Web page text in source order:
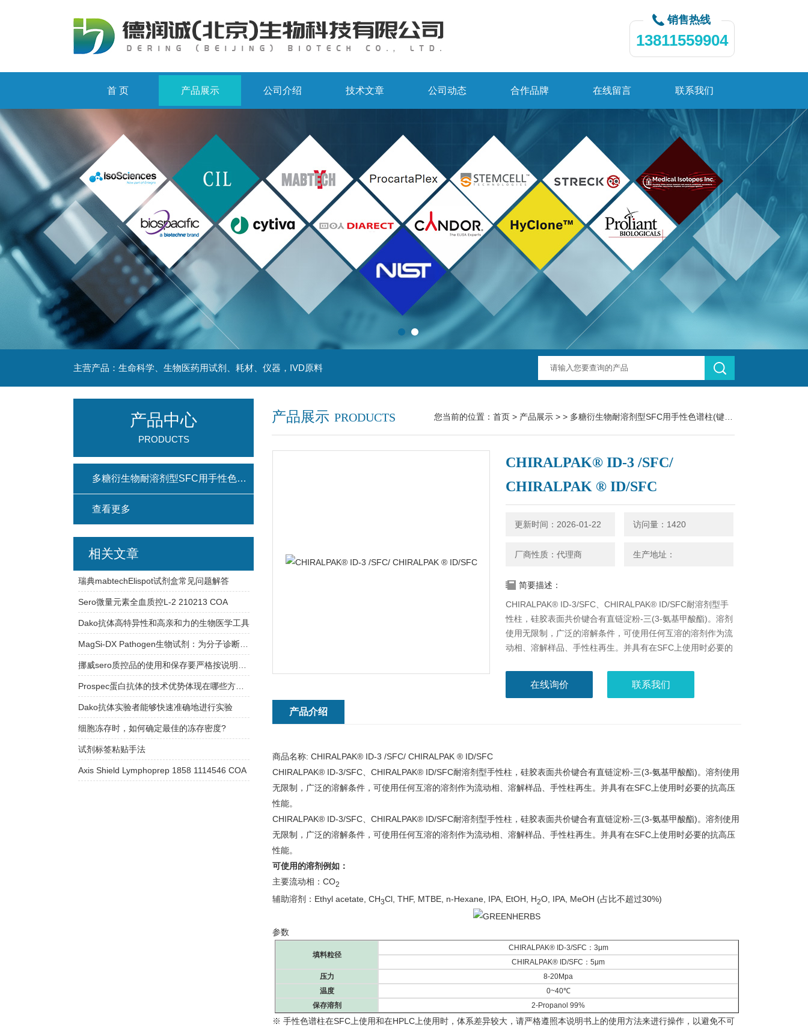
销售热线
13811559904
首 页 产品展示 公司介绍 技术文章 公司动态 合作品牌 在线留言 联系我们
主营产品：生命科学、生物医药用试剂、耗材、仪器，IVD原料
产品展示 PRODUCTS 您当前的位置： 首页 > 产品展示 > > 多糖衍生物耐溶剂型SFC用手性色谱柱(键合型手性色谱柱)
CHIRALPAK® ID-3 /SFC/
CHIRALPAK ® ID/SFC
更新时间：2026-01-22 访问量：1420
厂商性质：代理商 生产地址：
简要描述：
CHIRALPAK® ID-3/SFC、CHIRALPAK® ID/SFC耐溶剂型手
性柱，硅胶表面共价键合有直链淀粉-三(3-氨基甲酸酯)。溶剂
使用无限制，广泛的溶解条件，可使用任何互溶的溶剂作为流
动相、溶解样品、手性柱再生。并具有在SFC上使用时必要的
在线询价 联系我们
产品介绍
商品名称: CHIRALPAK® ID-3 /SFC/ CHIRALPAK ® ID/SFC
CHIRALPAK® ID-3/SFC、CHIRALPAK® ID/SFC耐溶剂型手性柱，硅胶表面共价键合有直链淀粉-三(3-氨基甲酸酯)。溶剂使用
无限制，广泛的溶解条件，可使用任何互溶的溶剂作为流动相、溶解样品、手性柱再生。并具有在SFC上使用时必要的抗高压
性能。
CHIRALPAK® ID-3/SFC、CHIRALPAK® ID/SFC耐溶剂型手性柱，硅胶表面共价键合有直链淀粉-三(3-氨基甲酸酯)。溶剂使用
无限制，广泛的溶解条件，可使用任何互溶的溶剂作为流动相、溶解样品、手性柱再生。并具有在SFC上使用时必要的抗高压
性能。
可使用的溶剂例如：
主要流动相：CO2
辅助溶剂：Ethyl acetate, CH3Cl, THF, MTBE, n-Hexane, IPA, EtOH, H2O, IPA, MeOH (占比不超过30%)
参数
填料粒径
CHIRALPAK® ID-3/SFC：3μm
CHIRALPAK® ID/SFC：5μm
压力
8-20Mpa
温度
0~40℃
保存溶剂
2-Propanol 99%
※ 手性色谱柱在SFC上使用和在HPLC上使用时，体系差异较大，请严格遵照本说明书上的使用方法来进行操作，以避免不可
产品中心
PRODUCTS
多糖衍生物耐溶剂型SFC用手性色谱柱(键合型手性色谱柱)
查看更多
相关文章
瑞典mabtechElispot试剂盒常见问题解答
Sero微量元素全血质控L-2 210213 COA
Dako抗体高特异性和高亲和力的生物医学工具
MagSi-DX Pathogen生物试剂：为分子诊断实验室提供稳定可靠的检测支持
Prospec蛋白抗体的技术优势体现在哪些方面？
Dako抗体实验者能够快速准确地进行实验
细胞冻存时，如何确定最佳的冻存密度?
试剂标签粘贴手法
Axis Shield Lymphoprep 1858 1114546 COA